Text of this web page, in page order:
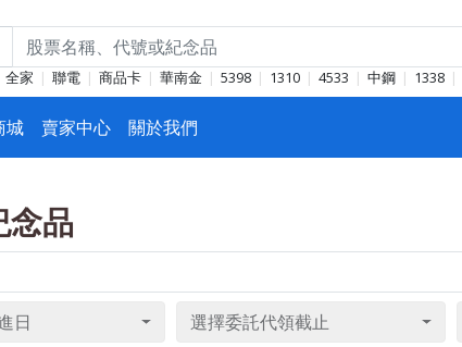
全家 聯電 商品卡 華南金 5398 1310 4533 中鋼 1338
城 賣家中心 關於我們
念品
日 選擇委託代領截止